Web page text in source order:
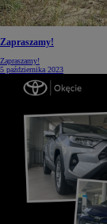
Zapraszamy!
Zapraszamy!
5 października 2023